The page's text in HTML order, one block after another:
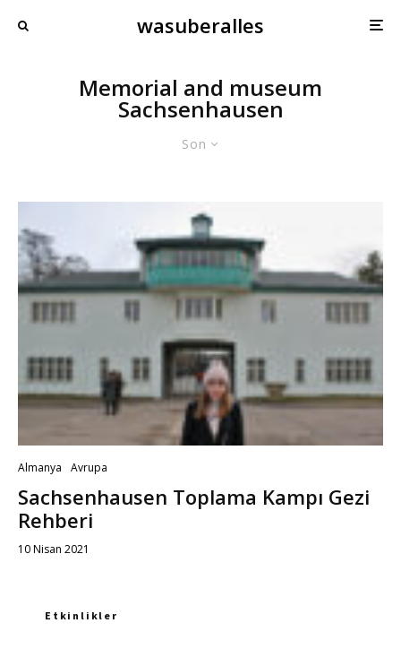
wasuberalles
Memorial and museum
Sachsenhausen
Son
Almanya Avrupa
Sachsenhausen Toplama Kampı Gezi
Rehberi
10 Nisan 2021
Etkinlikler